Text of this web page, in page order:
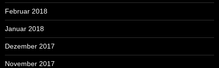
Februar 2018
Januar 2018
Dezember 2017
November 2017